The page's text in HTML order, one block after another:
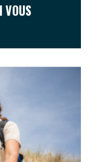
VOUS